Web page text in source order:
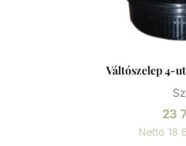
Váltószelep 4-
23
Nettó 18